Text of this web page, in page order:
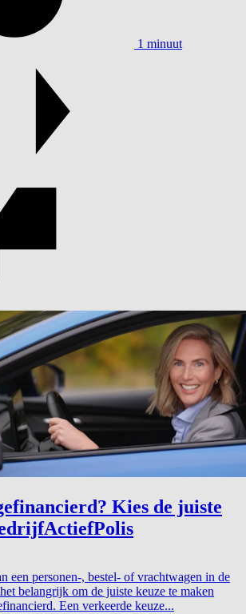
1 minuut
Kies de juiste
een personen-, bestel- of vrachtwagen in de
belangrijk om de juiste keuze te maken
Een verkeerde keuze...